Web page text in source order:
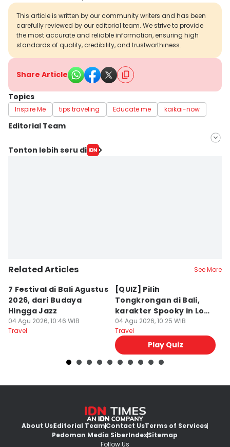
This article is written by our community writers and has been
carefully reviewed by our editorial team. We strive to provide
the most accurate and reliable information, ensuring high
standards of quality, credibility, and trustworthiness.
Share Article
Topics
Inspire Me tips traveling Educate me kaikai-now
Editorial Team
Editor
Tonton lebih seru di
Related Articles See More
7 Festival di Bali Agustus
2026, dari Budaya
Hingga Jazz
04 Agu 2026, 10:46 WIB
Travel
[QUIZ] Pilih
Tongkrongan di Bali,
karakter Spooky in Love
Ini Mirip Kamu
04 Agu 2026, 10:25 WIB
Travel
Play Quiz
About UsEditorial TeamContact UsTerms of Services
Pedoman Media SiberIndexSitemap
Follow Us